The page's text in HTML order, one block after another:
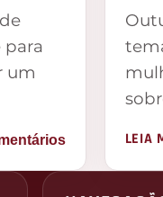
para
um
LEIA